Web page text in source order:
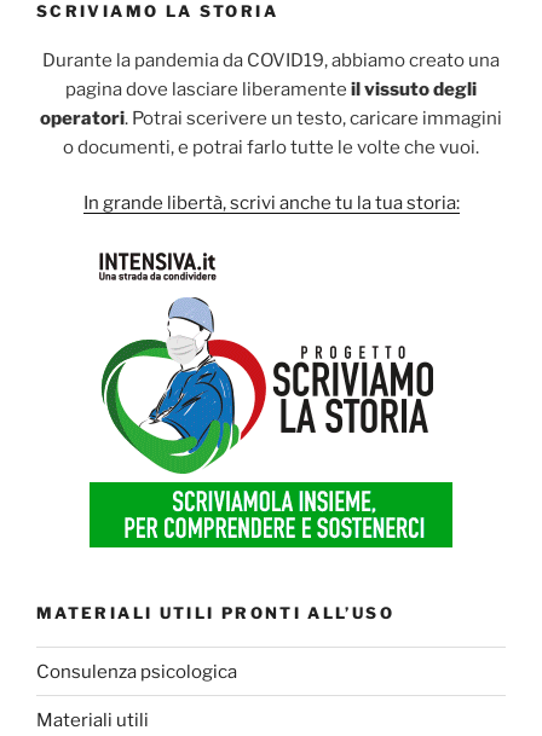
SCRIVIAMO LA STORIA
Durante la pandemia da COVID19, abbiamo creato una
pagina dove lasciare liberamente il vissuto degli
operatori. Potrai scerivere un testo, caricare immagini
o documenti, e potrai farlo tutte le volte che vuoi.
In grande libertà, scrivi anche tu la tua storia:
MATERIALI UTILI PRONTI ALL’USO
Consulenza psicologica
Materiali utili